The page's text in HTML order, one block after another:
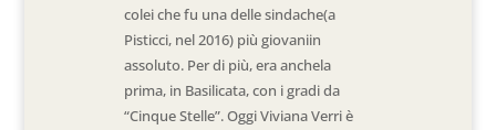
colei che fu una delle sindache(a
Pisticci, nel 2016) più giovaniin
assoluto. Per di più, era anchela
prima, in Basilicata, con i gradi da
“Cinque Stelle”. Oggi Viviana Verri è